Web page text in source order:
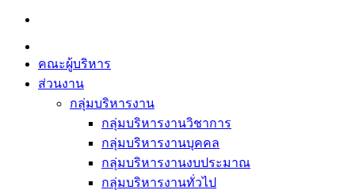
Skip
content
คณะผู้บริหาร
ส่วนงาน
กลุ่มบริหารงาน
กลุ่มบริหารงานวิชาการ
กลุ่มบริหารงานบุคคล
กลุ่มบริหารงานงบประมาณ
กลุ่มบริหารงานทั่วไป